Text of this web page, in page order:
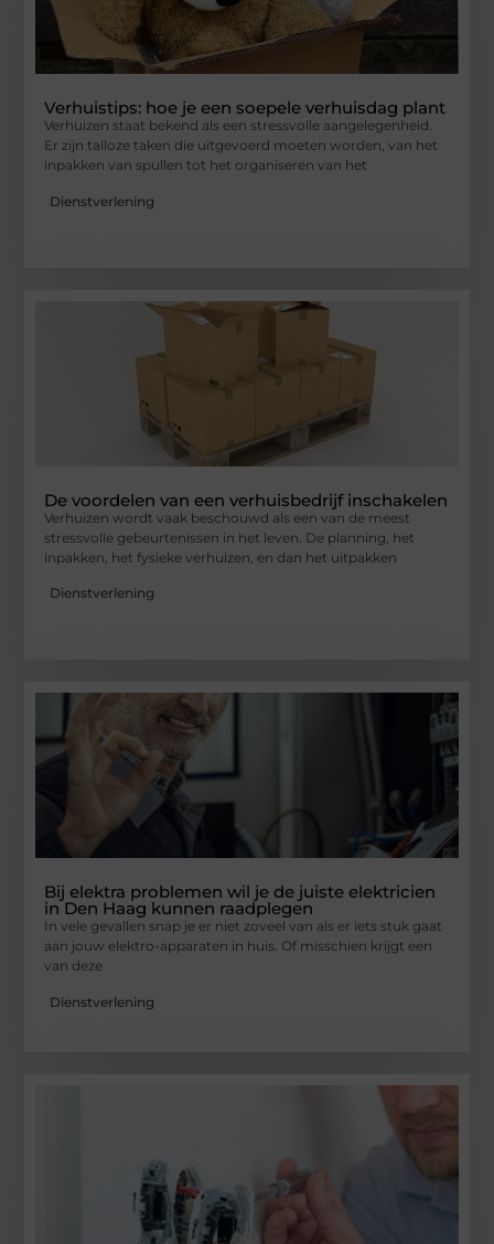
Verhuistips: hoe je een soepele verhuisdag plant
Verhuizen staat bekend als een stressvolle aangelegenheid.
Er zijn talloze taken die uitgevoerd moeten worden, van het
inpakken van spullen tot het organiseren van het
Dienstverlening
De voordelen van een verhuisbedrijf inschakelen
Verhuizen wordt vaak beschouwd als een van de meest
stressvolle gebeurtenissen in het leven. De planning, het
inpakken, het fysieke verhuizen, en dan het uitpakken
Dienstverlening
Bij elektra problemen wil je de juiste elektricien
in Den Haag kunnen raadplegen
In vele gevallen snap je er niet zoveel van als er iets stuk gaat
aan jouw elektro-apparaten in huis. Of misschien krijgt een
van deze
Dienstverlening